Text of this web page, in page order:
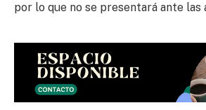
por lo que no se presentará ante las